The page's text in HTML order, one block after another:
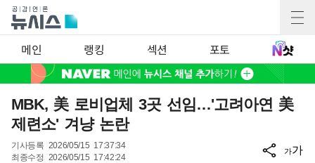
메인 랭킹 섹션 포토
MBK, 美 로비업체 3곳 선임…'고려아연 美
제련소' 겨냥 논란
기사등록 2026/05/15 17:37:34
최종수정 2026/05/15 17:42:24
가가